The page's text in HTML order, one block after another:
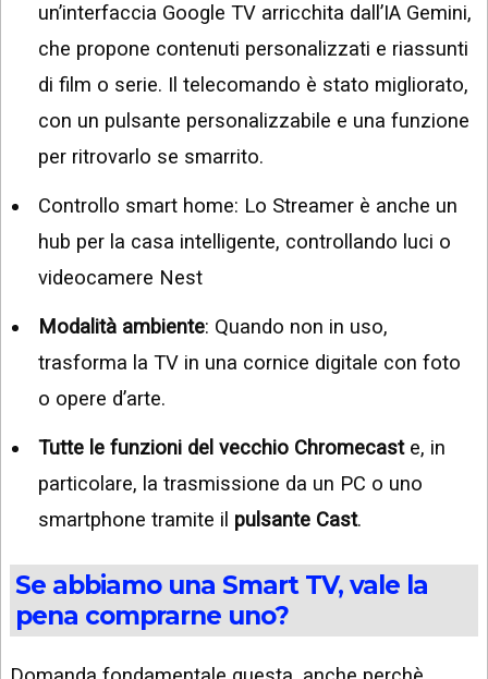
un’interfaccia Google TV arricchita dall’IA Gemini,
che propone contenuti personalizzati e riassunti
di film o serie. Il telecomando è stato migliorato,
con un pulsante personalizzabile e una funzione
per ritrovarlo se smarrito.
Controllo smart home: Lo Streamer è anche un
hub per la casa intelligente, controllando luci o
videocamere Nest
Modalità ambiente: Quando non in uso,
trasforma la TV in una cornice digitale con foto
o opere d’arte.
Tutte le funzioni del vecchio Chromecaste, in
particolare, la trasmissione da un PC o uno
smartphone tramite il pulsante Cast.
Se abbiamo una Smart TV, vale la
pena comprarne uno?